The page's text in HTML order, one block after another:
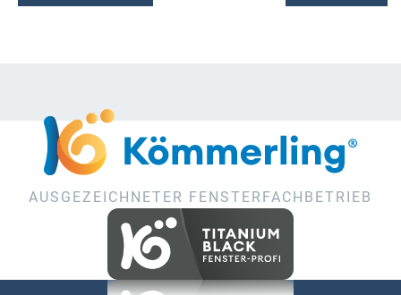
AUSGEZEICHNETER FENSTERFACHBETRIEB